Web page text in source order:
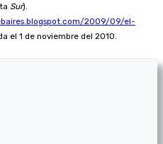
Sur).
2009/09/el-
el 1 de noviembre del 2010.